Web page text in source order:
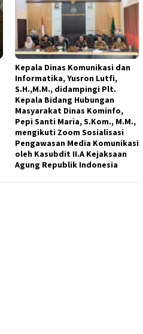
Kepala Dinas Komunikasi dan
Informatika, Yusron Lutfi,
S.H.,M.M., didampingi Plt.
Kepala Bidang Hubungan
Masyarakat Dinas Kominfo,
Pepi Santi Maria, S.Kom., M.M.,
mengikuti Zoom Sosialisasi
Pengawasan Media Komunikasi
oleh Kasubdit II.A Kejaksaan
Agung Republik Indonesia